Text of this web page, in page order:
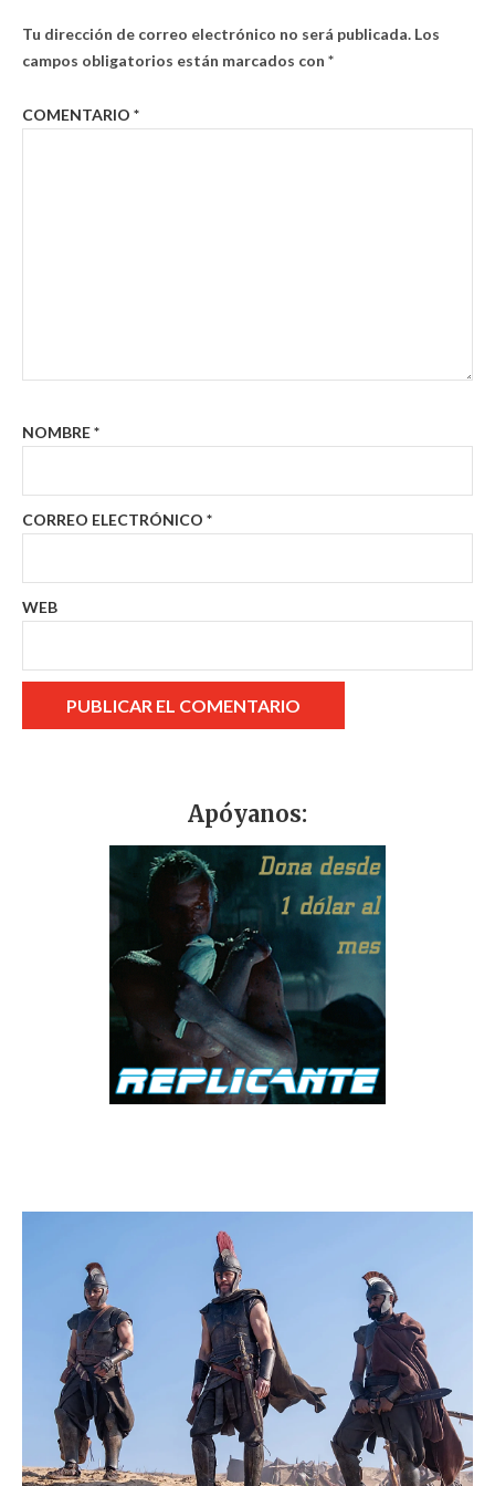
Tu dirección de correo electrónico no será publicada. Los
campos obligatorios están marcados con *
COMENTARIO *
NOMBRE*
CORREO ELECTRÓNICO *
WEB
Apóyanos: